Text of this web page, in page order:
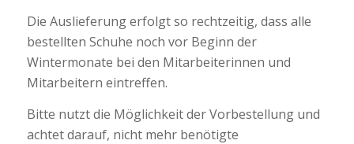
Die Auslieferung erfolgt so rechtzeitig, dass alle
bestellten Schuhe noch vor Beginn der
Wintermonate bei den Mitarbeiterinnen und
Mitarbeitern eintreffen.
Bitte nutzt die Möglichkeit der Vorbestellung und
achtet darauf, nicht mehr benötigte